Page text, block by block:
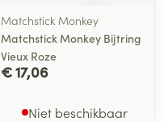
Matchstick Monkey
Matchstick Monkey Bijtring
Vieux Roze
€ 17,06
Niet beschikbaar